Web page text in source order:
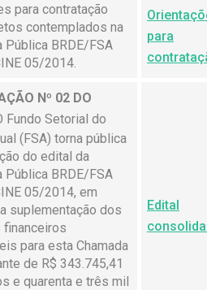
para contratação
contemplados na
Pública BRDE/FSA
05/2014.
para
Nº 02 DO
Fundo Setorial do
(FSA) torna pública
do edital da
Pública BRDE/FSA
05/2014, em
suplementação dos
para esta Chamada
de R$ 343.745,41
e quarenta e três mil
Edital